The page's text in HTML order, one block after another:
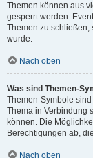
Themen können aus
gesperrt werden.
Themen zu schließen,
wurde.
Nach oben
Was sind Themen-
Themen-Symbole
Thema in Verbindung
können. Die
Berechtigungen ab,
Nach oben